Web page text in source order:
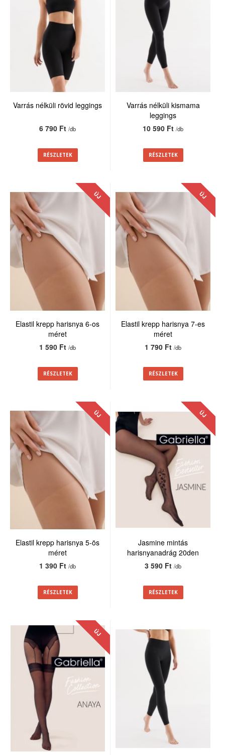
Varrás nélküli rövid leggings
6 790 Ft/db
RÉSZLETEK
Varrás nélküli kismama
leggings
10 590 Ft/db
RÉSZLETEK
ÚJ
Elastil krepp harisnya 6-os
méret
1 590 Ft/db
RÉSZLETEK
ÚJ
Elastil krepp harisnya 7-es
méret
1 790 Ft/db
RÉSZLETEK
ÚJ
Elastil krepp harisnya 5-ös
méret
1 390 Ft/db
RÉSZLETEK
ÚJ
Jasmine mintás
harisnyanadrág 20den
3 590 Ft/db
RÉSZLETEK
ÚJ